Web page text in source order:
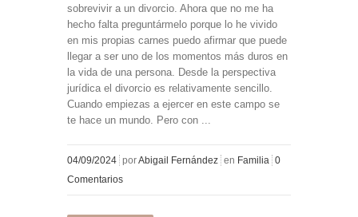
sobrevivir a un divorcio. Ahora que no me ha
hecho falta preguntármelo porque lo he vivido
en mis propias carnes puedo afirmar que puede
llegar a ser uno de los momentos más duros en
la vida de una persona. Desde la perspectiva
jurídica el divorcio es relativamente sencillo.
Cuando empiezas a ejercer en este campo se
te hace un mundo. Pero con ...
04/09/2024 porAbigail Fernández en Familia 0
Comentarios